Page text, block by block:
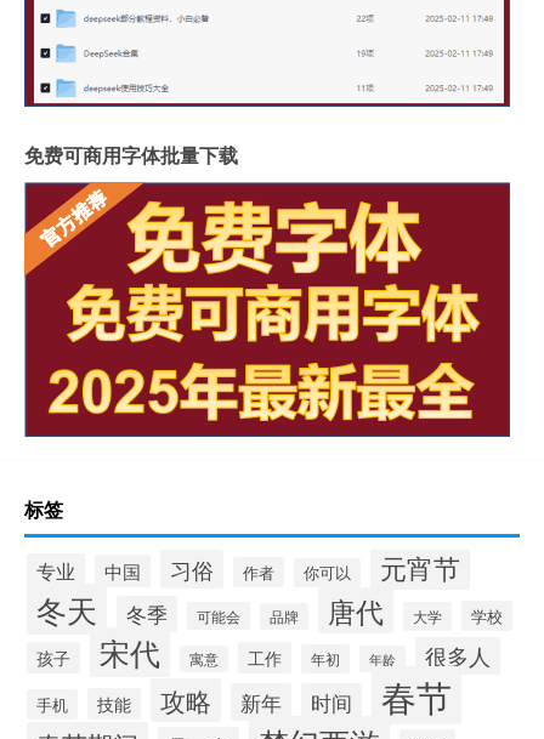
免费可商用字体批量下载
标签
专业 中国 习俗 作者 你可以 元宵节
冬天 冬季 可能会 品牌 唐代 大学 学校
孩子 宋代 寓意 工作 年初 年龄 很多人
手机 技能 攻略 新年 时间 春节